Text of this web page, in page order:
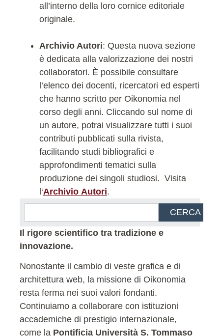
all’interno della loro cornice editoriale
originale.
Archivio Autori: Questa nuova sezione
è dedicata alla valorizzazione dei nostri
collaboratori. È possibile consultare
l’elenco dei docenti, ricercatori ed esperti
che hanno scritto per Oikonomia nel
corso degli anni. Cliccando sul nome di
un autore, potrai visualizzare tutti i suoi
contributi pubblicati sulla rivista,
facilitando studi bibliografici e
approfondimenti tematici sulla
produzione dei singoli studiosi. Visita
l‘Archivio Autori.
CERCA
Il rigore scientifico tra tradizione e
innovazione.
Nonostante il cambio di veste grafica e di
architettura web, la missione di Oikonomia
resta ferma nei suoi valori fondanti.
Continuiamo a collaborare con istituzioni
accademiche di prestigio internazionale,
come la Pontificia Università S. Tommaso